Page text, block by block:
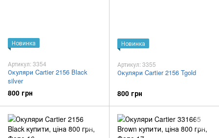
Новинка
Артикул: 3354
Окуляри Cartier 2156 Black
silver
800 грн
Новинка
Артикул: 3355
Окуляри Cartier 2156 Tgold
800 грн